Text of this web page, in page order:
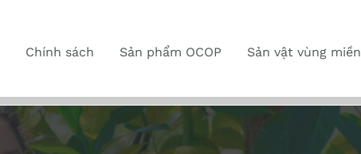
Chính sách Sản phẩm OCOP Sản vật vùng miền